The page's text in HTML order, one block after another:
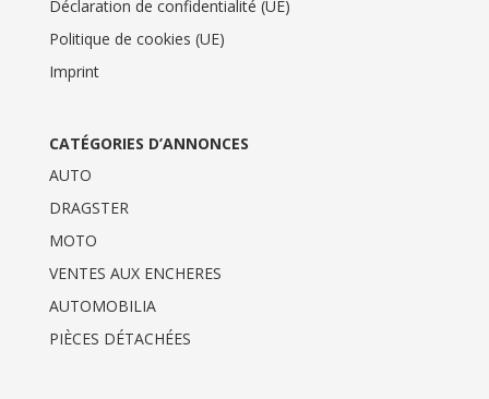
Déclaration de confidentialité (UE)
Politique de cookies (UE)
Imprint
CATÉGORIES D’ANNONCES
AUTO
DRAGSTER
MOTO
VENTES AUX ENCHERES
AUTOMOBILIA
PIÈCES DÉTACHÉES